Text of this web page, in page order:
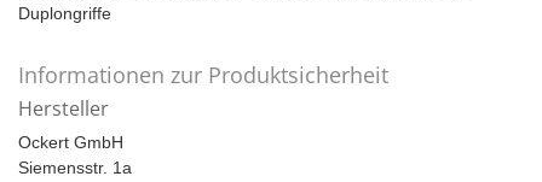
Duplongriffe
Informationen zur Produktsicherheit
Hersteller
Ockert GmbH
Siemensstr. 1a